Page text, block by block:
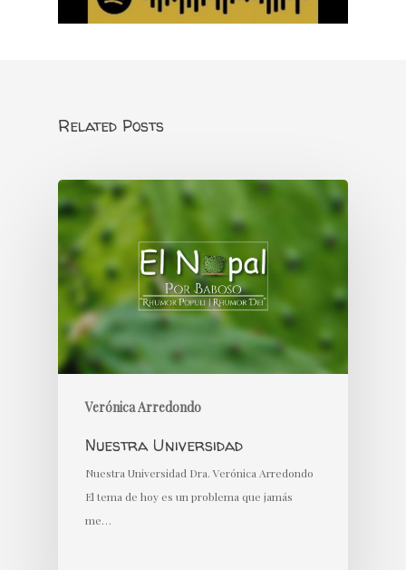
Related Posts
Verónica Arredondo
Nuestra Universidad
Nuestra Universidad Dra. Verónica Arredondo
El tema de hoy es un problema que jamás
me…